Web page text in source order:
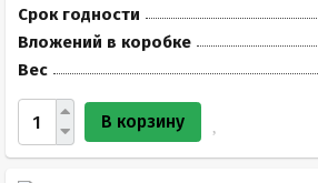
Срок годности
Вложений в коробке
Вес
В корзину